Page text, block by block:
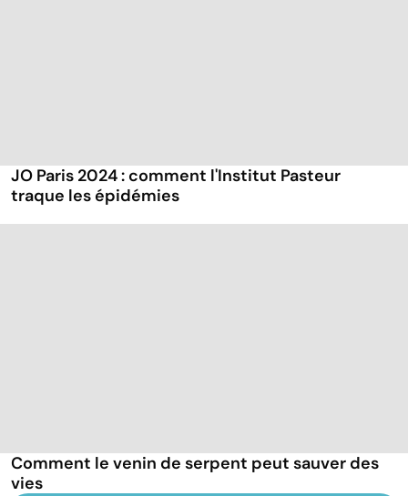
JO Paris 2024 : comment l'Institut Pasteur
traque les épidémies
Comment le venin de serpent peut sauver des
vies